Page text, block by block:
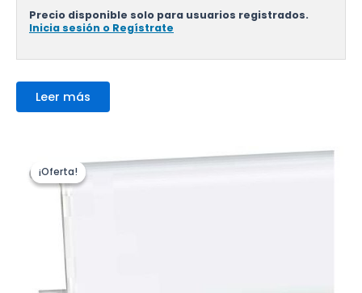
Precio disponible solo para usuarios registrados.
Inicia sesión o Regístrate
Leer más
¡Oferta!
¡Oferta!